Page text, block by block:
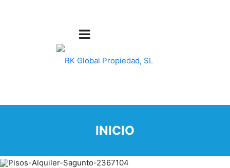
INICIO